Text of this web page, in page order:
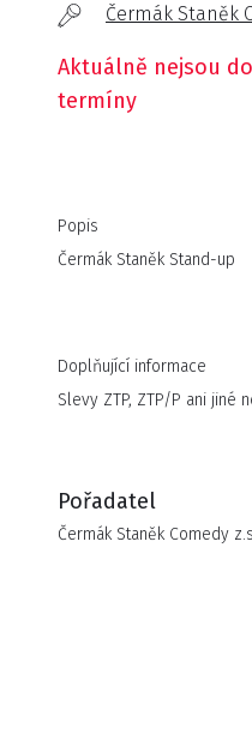
Čermák Staněk
Aktuálně nejsou
termíny
Popis
Čermák Staněk Stand-up
Doplňující informace
Slevy ZTP, ZTP/P ani jiné
Pořadatel
Čermák Staněk Comedy